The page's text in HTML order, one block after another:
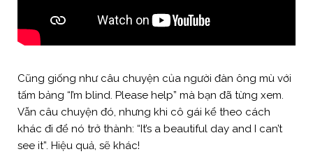
Cũng giống như câu chuyện của người đàn ông mù với
tấm bảng “I’m blind. Please help” mà bạn đã từng xem.
Vẫn câu chuyện đó, nhưng khi cô gái kể theo cách
khác đi để nó trở thành: “It’s a beautiful day and I can’t
see it”. Hiệu quả, sẽ khác!